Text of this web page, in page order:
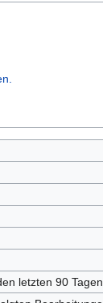
letzten 90